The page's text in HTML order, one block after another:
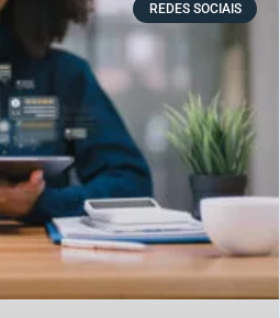
REDES SOCIAIS